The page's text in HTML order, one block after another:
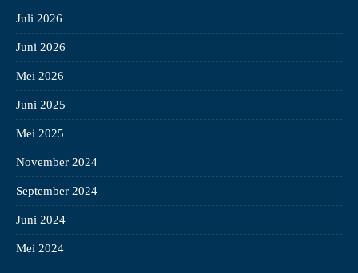
Juli 2026
Juni 2026
Mei 2026
Juni 2025
Mei 2025
November 2024
September 2024
Juni 2024
Mei 2024